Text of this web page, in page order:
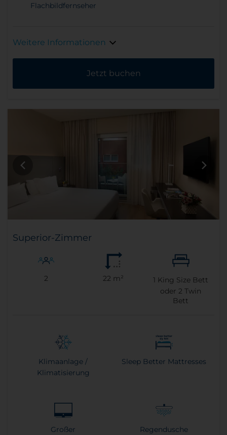
Flachbildfernseher
Weitere Informationen
Jetzt buchen
Superior-Zimmer
2 22 m² 1 King Size Bett
oder 2 Twin
Bett
Klimaanlage /
Klimatisierung
Sleep Better Mattresses
Großer
Regendusche